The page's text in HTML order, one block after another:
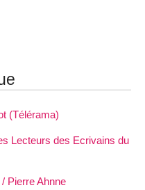
(Télérama)
Lecteurs des Ecrivains du
Pierre Ahnne